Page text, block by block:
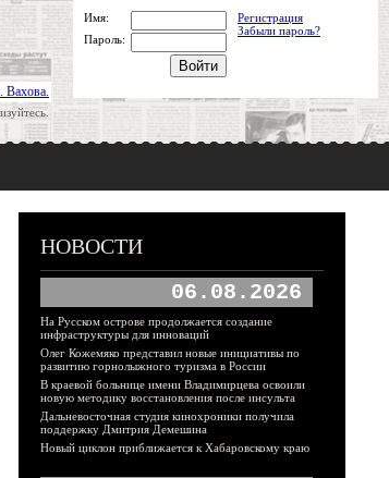
Вахова.
Имя:
Регистрация
Забыли пароль?
Пароль:
НОВОСТИ
06.08.2026
На Русском острове продолжается создание
инфраструктуры для инноваций
Олег Кожемяко представил новые инициативы по
развитию горнолыжного туризма в России
В краевой больнице имени Владимирцева освоили
новую методику восстановления после инсульта
Дальневосточная студия кинохроники получила
поддержку Дмитрия Демешина
Новый циклон приближается к Хабаровскому краю